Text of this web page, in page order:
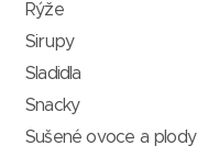
Rýže
Sirupy
Sladidla
Snacky
Sušené ovoce a plody